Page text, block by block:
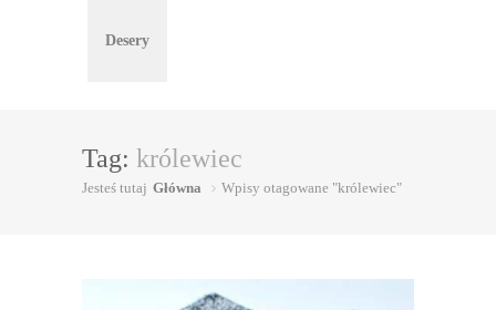
Desery
Tag: królewiec
Jesteś tutaj Główna Wpisy otagowane "królewiec"